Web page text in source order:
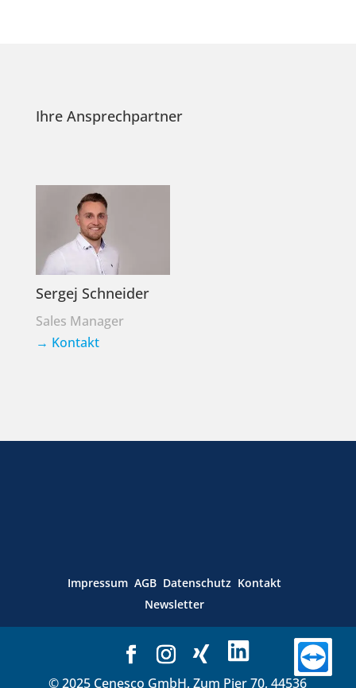
Ihre Ansprechpartner
Sergej Schneider
Sales Manager
→ Kontakt
Impressum AGB Datenschutz Kontakt
Newsletter
© 2025 Cenesco GmbH, Zum Pier 70, 44536